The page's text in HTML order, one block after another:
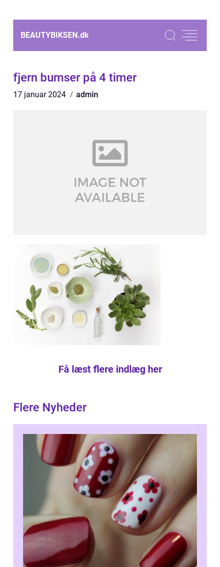
BEAUTYBIKSEN.dk
fjern bumser på 4 timer
17 januar 2024 admin
Få læst flere indlæg her
Flere Nyheder